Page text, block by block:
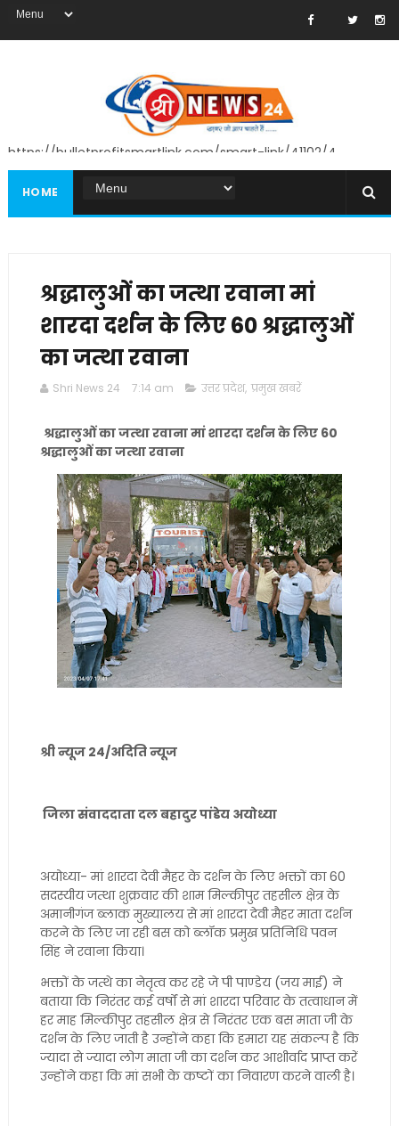
https://bulletprofitsmartlink.com/smart-link/41102/4
HOME
श्रद्धालुओं का जत्था रवाना मां
शारदा दर्शन के लिए 60 श्रद्धालुओं
का जत्था रवाना
Shri News 24 7:14 am उत्तर प्रदेश, प्रमुख खबरें
श्रद्धालुओं का जत्था रवानामां शारदा दर्शन के लिए 60
श्रद्धालुओं का जत्था रवाना
श्री न्यूज 24/अदिति न्यूज
जिला संवाददाता दल बहादुर पांडेय अयोध्या
अयोध्या- मां शारदा देवी मैहर के दर्शन के लिए भक्तों का 60
सदस्यीय जत्था शुक्रवार की शाम मिल्कीपुर तहसील क्षेत्र के
अमानीगंज ब्लाक मुख्यालय से मां शारदा देवी मैहर माता दर्शन
करने के लिए जा रही बस को ब्लॉक प्रमुख प्रतिनिधि पवन
सिंह ने रवाना किया।
भक्तों के जत्थे का नेतृत्व कर रहे जे पी पाण्डेय (जय माई) ने
बताया कि निरंतर कई वर्षों से मां शारदा परिवार के तत्वाधान में
हर माह मिल्कीपुर तहसील क्षेत्र से निरंतर एक बस माता जी के
दर्शन के लिए जाती है उन्होंने कहा कि हमारा यह संकल्प है कि
ज्यादा से ज्यादा लोग माता जी का दर्शन कर आशीर्वाद प्राप्त करें
उन्होंने कहा कि मां सभी के कष्टों का निवारण करने वाली है।